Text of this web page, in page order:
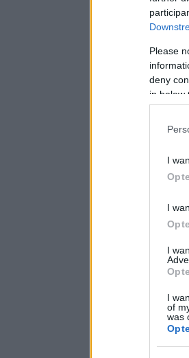
Please
deny
in below
I
I
I
I
of
was